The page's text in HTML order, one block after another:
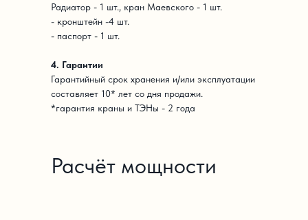
Радиатор - 1 шт., кран Маевского - 1 шт.
- кронштейн -4 шт.
- паспорт - 1 шт.
4. Гарантии
Гарантийный срок хранения и/или эксплуатации
составляет 10* лет со дня продажи.
*гарантия краны и ТЭНы - 2 года
Расчёт мощности